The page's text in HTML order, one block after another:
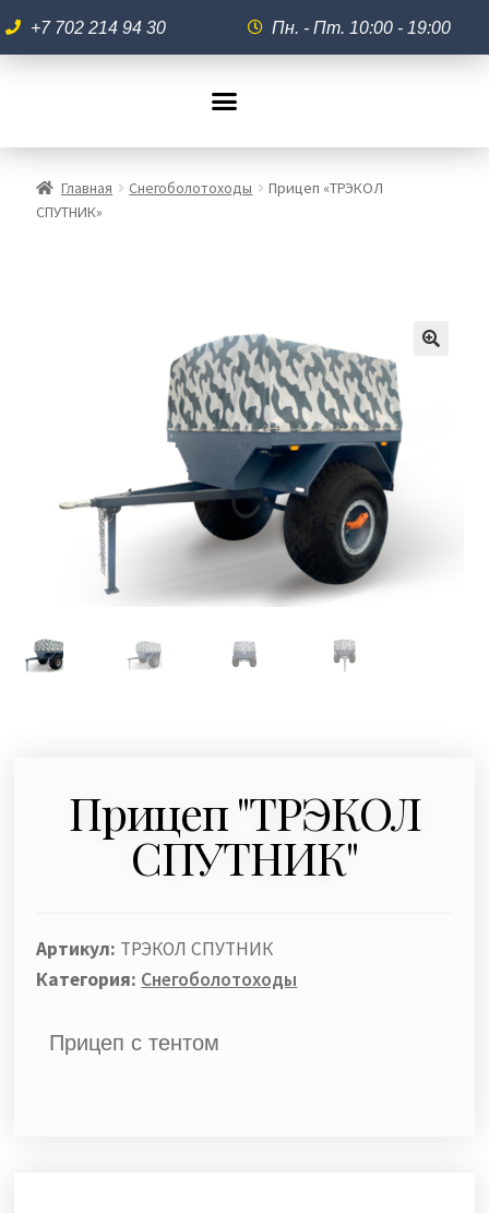
+7 702 214 94 30 Пн. - Пт. 10:00 - 19:00
Главная Снегоболотоходы
Прицеп «ТРЭКОЛ
СПУТНИК»
Прицеп "ТРЭКОЛ
СПУТНИК"
Артикул: ТРЭКОЛ СПУТНИК
Категория: Снегоболотоходы
Прицеп с тентом